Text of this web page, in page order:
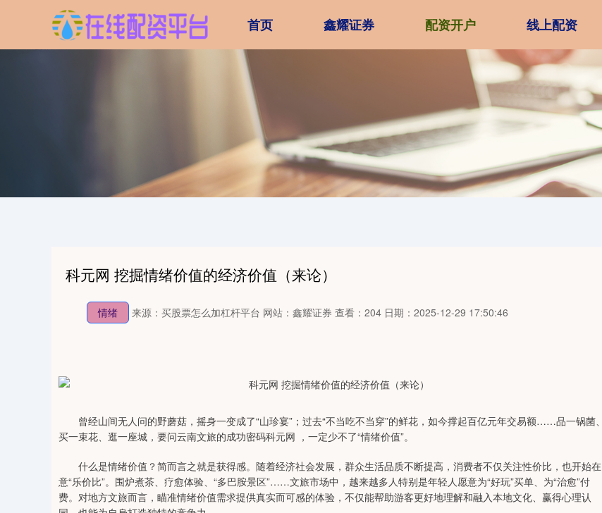
首页 鑫耀证券 配资开户 线上配资
科元网 挖掘情绪价值的经济价值（来论）
情绪 来源：买股票怎么加杠杆平台 网站：鑫耀证券 查看：204 日期：2025-12-29 17:50:46
曾经山间无人问的野蘑菇，摇身一变成了“山珍宴”；过去“不当吃不当穿”的鲜花，如今撑起百亿元年交易额……品一锅菌、
买一束花、逛一座城，要问云南文旅的成功密码科元网 ，一定少不了“情绪价值”。
什么是情绪价值？简而言之就是获得感。随着经济社会发展，群众生活品质不断提高，消费者不仅关注性价比，也开始在
意“乐价比”。围炉煮茶、疗愈体验、“多巴胺景区”……文旅市场中，越来越多人特别是年轻人愿意为“好玩”买单、为“治愈”付
费。对地方文旅而言，瞄准情绪价值需求提供真实而可感的体验，不仅能帮助游客更好地理解和融入本地文化、赢得心理认